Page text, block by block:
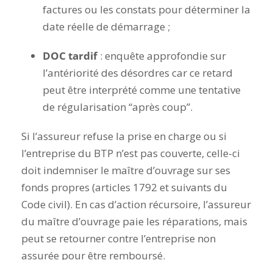
factures ou les constats pour déterminer la
date réelle de démarrage ;
DOC tardif: enquête approfondie sur
l’antériorité des désordres car ce retard
peut être interprété comme une tentative
de régularisation “après coup”.
Si l’assureur refuse la prise en charge ou si
l’entreprise du BTP n’est pas couverte, celle-ci
doit indemniser le maître d’ouvrage sur ses
fonds propres (articles 1792 et suivants du
Code civil). En cas d’action récursoire, l’assureur
du maître d’ouvrage paie les réparations, mais
peut se retourner contre l’entreprise non
assurée pour être remboursé.